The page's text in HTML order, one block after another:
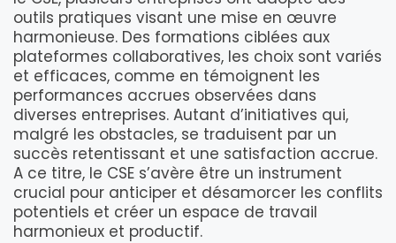
outils pratiques visant une mise en œuvre
harmonieuse. Des formations ciblées aux
plateformes collaboratives, les choix sont variés
et efficaces, comme en témoignent les
performances accrues observées dans
diverses entreprises. Autant d’initiatives qui,
malgré les obstacles, se traduisent par un
succès retentissant et une satisfaction accrue.
A ce titre, le CSE s’avère être un instrument
crucial pour anticiper et désamorcer les conflits
potentiels et créer un espace de travail
harmonieux et productif.